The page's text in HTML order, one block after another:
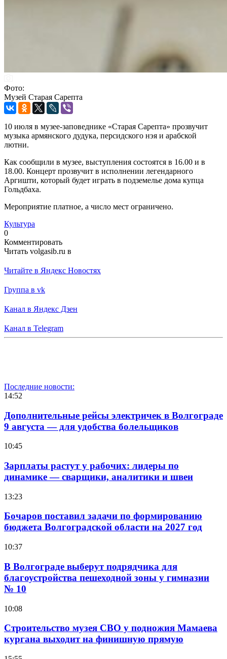
Фото:
Музей Старая Сарепта
10 июля в музее-заповеднике «Старая Сарепта» прозвучит
музыка армянского дудука, персидского нэя и арабской
лютни.
Как сообщили в музее, выступления состоятся в 16.00 и в
18.00. Концерт прозвучит в исполнении легендарного
Аргишти, который будет играть в подземелье дома купца
Гольдбаха.
Мероприятие платное, а число мест ограничено.
Культура
0
Комментировать
Читать volgasib.ru в
Читайте в Яндекс Новостях
Группа в vk
Канал в Яндекс Дзен
Канал в Telegram
Последние новости:
14:52
Дополнительные рейсы электричек в Волгограде
9 августа — для удобства болельщиков
10:45
Зарплаты растут у рабочих: лидеры по
динамике — сварщики, аналитики и швеи
13:23
Бочаров поставил задачи по формированию
бюджета Волгоградской области на 2027 год
10:37
В Волгограде выберут подрядчика для
благоустройства пешеходной зоны у гимназии
№ 10
10:08
Строительство музея СВО у подножия Мамаева
кургана выходит на финишную прямую